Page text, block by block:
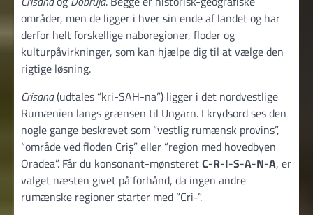
områder, men de ligger i hver sin ende af landet og har
derfor helt forskellige naboregioner, floder og
kulturpåvirkninger, som kan hjælpe dig til at vælge den
rigtige løsning.
Crisana(udtales “kri-SAH-na”) ligger i det nordvestlige
Rumænien langs grænsen til Ungarn. I krydsord ses den
nogle gange beskrevet som “vestlig rumænsk provins”,
“område ved floden Criș” eller “region med hovedbyen
Oradea”. Får du konsonant-mønsteretC-R-I-S-A-N-A, er
valget næsten givet på forhånd, da ingen andre
rumænske regioner starter med “Cri-”.